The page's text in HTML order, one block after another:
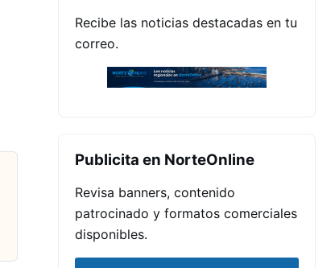
Recibe las noticias destacadas en tu
correo.
Publicita en NorteOnline
Revisa banners, contenido
patrocinado y formatos comerciales
disponibles.